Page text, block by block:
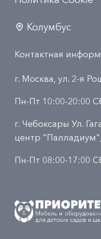
Колумбус
Контактная
г. Москва, ул. 2-я
Пн-Пт 10:00-20:00
г. Чебоксары Ул.
центр
Пн-Пт 08:00-17:00